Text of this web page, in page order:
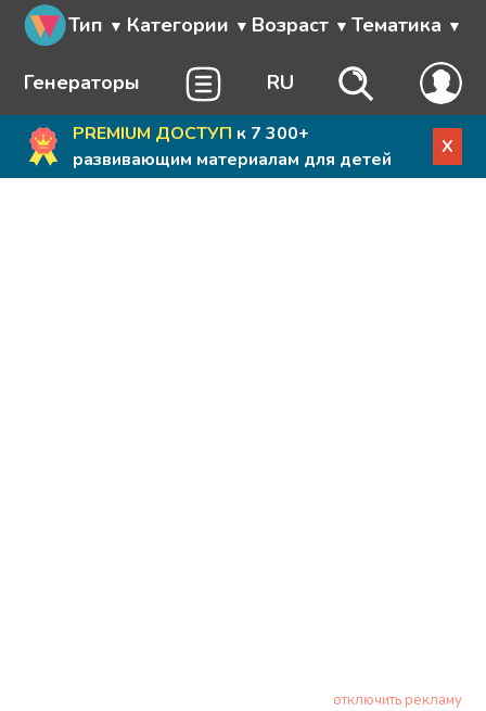
Тип Категории Возраст Тематика
Генераторы RU
PREMIUM ДОСТУП к 7 300+
развивающим материалам для детей
X
отключить рекламу